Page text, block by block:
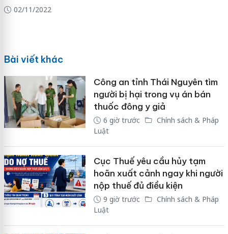
02/11/2022
Bài viết khác
Công an tỉnh Thái Nguyên tìm
người bị hại trong vụ án bán
thuốc đông y giả
6 giờ trước
Chính sách & Pháp
Luật
Cục Thuế yêu cầu hủy tạm
hoãn xuất cảnh ngay khi người
nộp thuế đủ điều kiện
9 giờ trước
Chính sách & Pháp
Luật